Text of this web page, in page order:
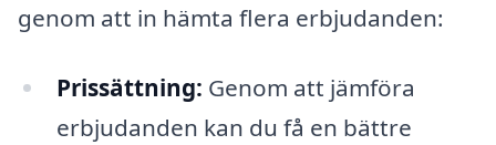
genom att in hämta flera erbjudanden:
Prissättning: Genom att jämföra
erbjudanden kan du få en bättre